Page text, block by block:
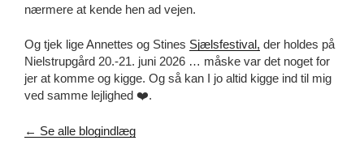
nærmere at kende hen ad vejen.
Og tjek lige Annettes og Stines Sjælsfestival, der holdes på
Nielstrupgård 20.-21. juni 2026 … måske var det noget for
jer at komme og kigge. Og så kan I jo altid kigge ind til mig
ved samme lejlighed ❤️.
← Se alle blogindlæg